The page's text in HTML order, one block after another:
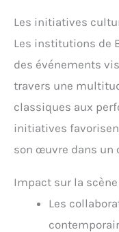
Les initiatives
Les institutions de
des événements
travers une
classiques aux
initiatives
son œuvre dans un
Impact sur la
Les